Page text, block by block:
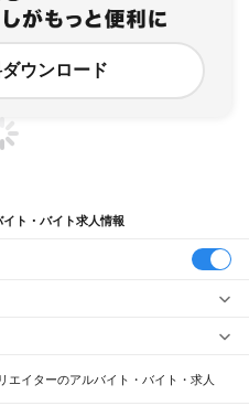
ウンロード
ト・バイト求人情報
リエイター イラスト
エイターのアルバイト・バイト・求人